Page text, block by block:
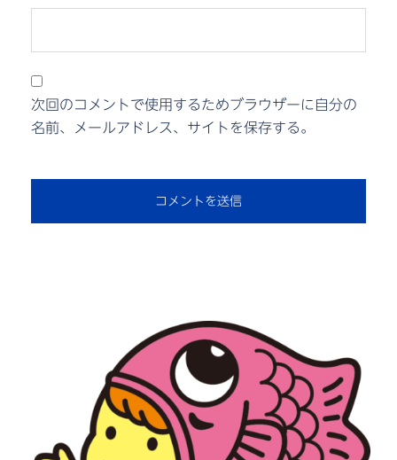
次回のコメントで使用するためブラウザーに自分の
名前、メールアドレス、サイトを保存する。